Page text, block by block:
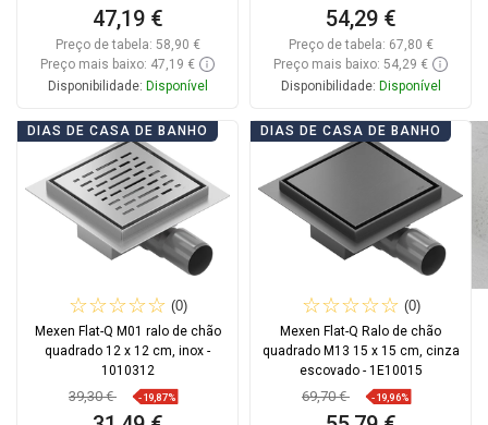
47,19 €
Preço de tabela: 58,90 €
Preço mais baixo: 47,19 €
Disponibilidade: Disponível
Adicionar
favorite_border Favoritos
Comparar
54,29 €
Preço de tabela: 67,80 €
Preço mais baixo: 54,29 €
Disponibilidade: Disponível
Adicionar
Favoritos
Comparar
DIAS DE CASA DE BANHO
(0)
Mexen Flat-Q M01 ralo de chão
quadrado 12 x 12 cm, inox -
1010312
39,30 € -19,87%
DIAS DE CASA DE BANHO
(0)
Mexen Flat-Q Ralo de chão
quadrado M13 15 x 15 cm, cinza
escovado - 1E10015
69,70 € -19,96%